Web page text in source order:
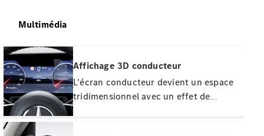
Multimédia
Affichage 3D conducteur
L'écran conducteur devient un espace
tridimensionnel avec un effet de